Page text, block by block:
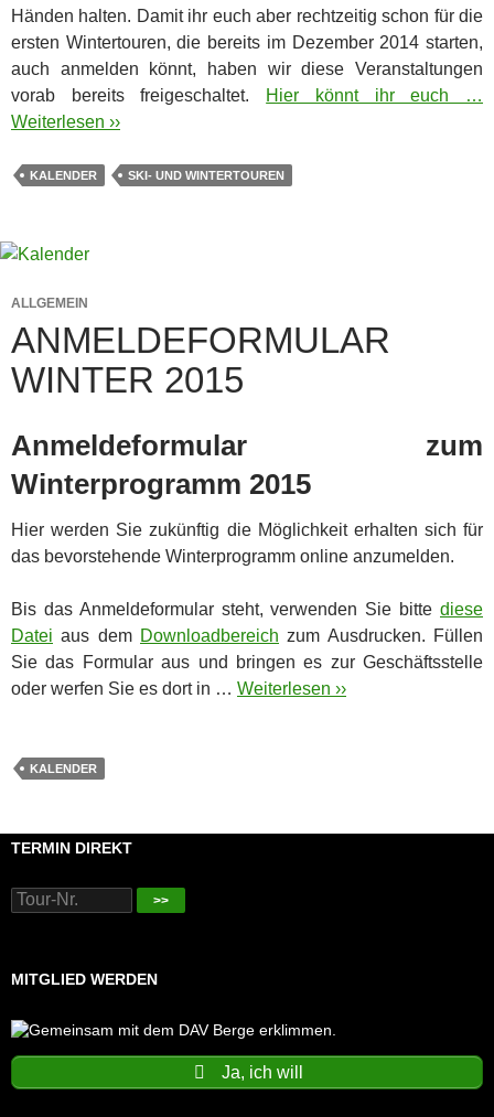
Händen halten. Damit ihr euch aber rechtzeitig schon für die
ersten Wintertouren, die bereits im Dezember 2014 starten,
auch anmelden könnt, haben wir diese Veranstaltungen
vorab bereits freigeschaltet.
Hier könnt ihr euch …
Weiterlesen ››
KALENDER SKI- UND WINTERTOUREN
ALLGEMEIN
ANMELDEFORMULAR
WINTER 2015
Anmeldeformular zum
Winterprogramm 2015
Hier werden Sie zukünftig die Möglichkeit erhalten sich für
das bevorstehende Winterprogramm online anzumelden.
Bis das Anmeldeformular steht, verwenden Sie bitte diese
Datei aus dem Downloadbereich zum Ausdrucken. Füllen
Sie das Formular aus und bringen es zur Geschäftsstelle
oder werfen Sie es dort in … Weiterlesen ››
KALENDER
TERMIN DIREKT
>>
MITGLIED WERDEN
Ja, ich will